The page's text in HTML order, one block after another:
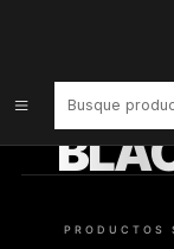
Perfume Beas
PRODUCTOS